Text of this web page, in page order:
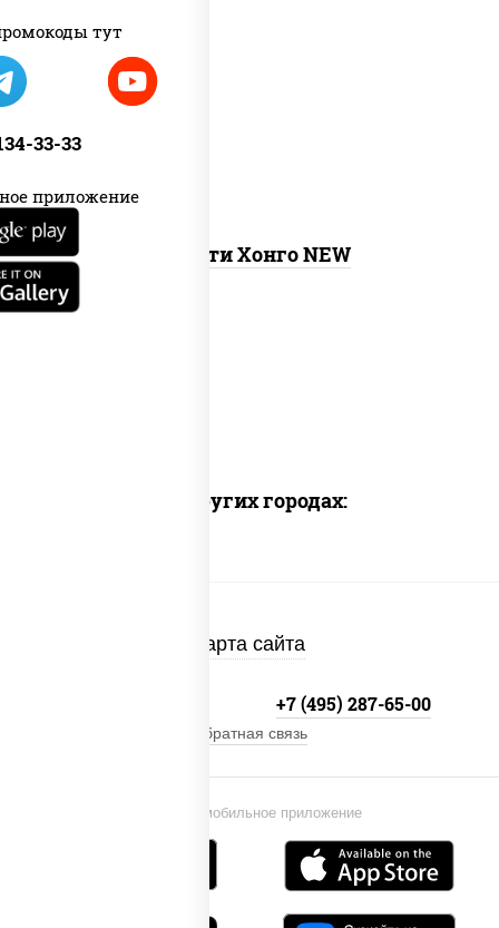
тут
33-33
приложение
тунец темпура ролл
ролл калифорния хит 2, калифорния
Ассорти Хонго NEW
Доставка в других городах:
Карта сайта
Установи мобильное приложение
+7 (495) 287-65-00
Обратная связь